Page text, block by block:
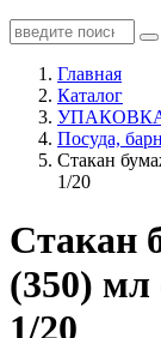
Главная
Каталог
Посуда,
Стакан
1/20
Стакан
(350)
1/20